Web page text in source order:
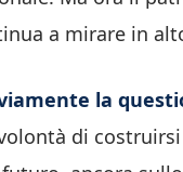
a mirare in
la
di